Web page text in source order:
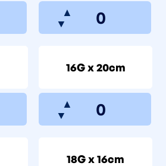
▲
▼
16G x 20cm
▲
▼
18G x 16cm